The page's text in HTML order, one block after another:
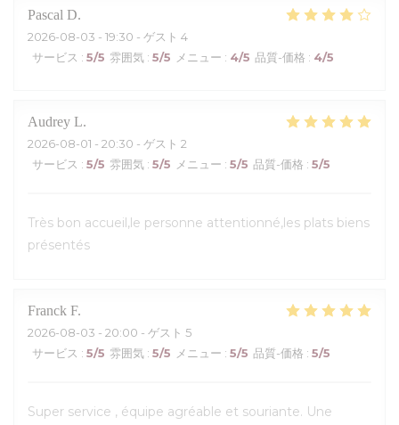
Pascal D
2026-08-03 - 19:30 - ゲスト 4
サービス : 5/5 雰囲気 : 5/5 メニュー : 4/5 品質-価格 : 4/5
Audrey L
2026-08-01 - 20:30 - ゲスト 2
サービス : 5/5 雰囲気 : 5/5 メニュー : 5/5 品質-価格 : 5/5
Très bon accueil,le personne attentionné,les plats biens
présentés
Franck F
2026-08-03 - 20:00 - ゲスト 5
サービス : 5/5 雰囲気 : 5/5 メニュー : 5/5 品質-価格 : 5/5
Super service , équipe agréable et souriante. Une